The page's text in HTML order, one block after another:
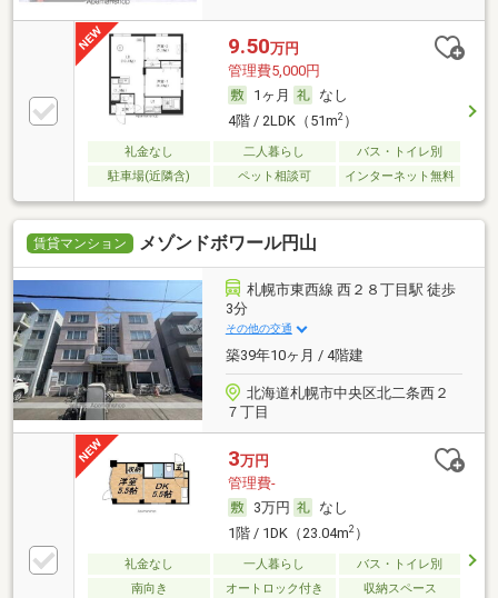
9.50万円
管理費5,000円
1ヶ月
なし
4階 / 2LDK（51m2）
礼金なし 二人暮らし
バス・トイレ別
駐車場(近隣含)
ペット相談可 インターネット無料
賃貸マンション メゾンドボワール円山
札幌市東西線 西２８丁目駅 徒歩
3分
その他の交通
築39年10ヶ月 / 4階建
北海道札幌市中央区北二条西２
７丁目
3万円
管理費-
3万円
なし
1階 / 1DK（23.04m2）
礼金なし 一人暮らし
バス・トイレ別
南向き
オートロック付き 収納スペース